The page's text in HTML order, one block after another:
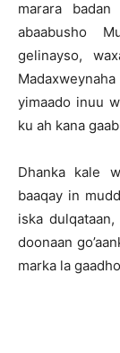
marara
abaabusho
gelinayso,
yimaado inuu
ku ah kana
Dhanka kale
baaqay in
iska
doonaan
marka la